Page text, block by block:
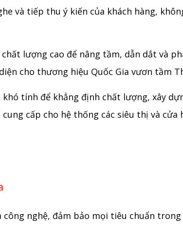
và tiếp thu ý kiến của khách hàng,
lượng cao để nâng tầm, dẫn dắt và
cho thương hiệu Quốc Gia vươn tầm
tính để khẳng định chất lượng, xây
cấp cho hệ thống các siêu thị và
nghệ, đảm bảo mọi tiêu chuẩn